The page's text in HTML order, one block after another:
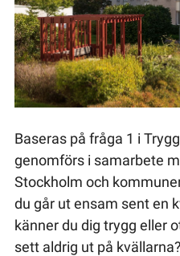
Baseras på fråga 1 i
genomförs i samarbete
Stockholm och
du går ut ensam sent en
känner du dig trygg eller
sett aldrig ut på